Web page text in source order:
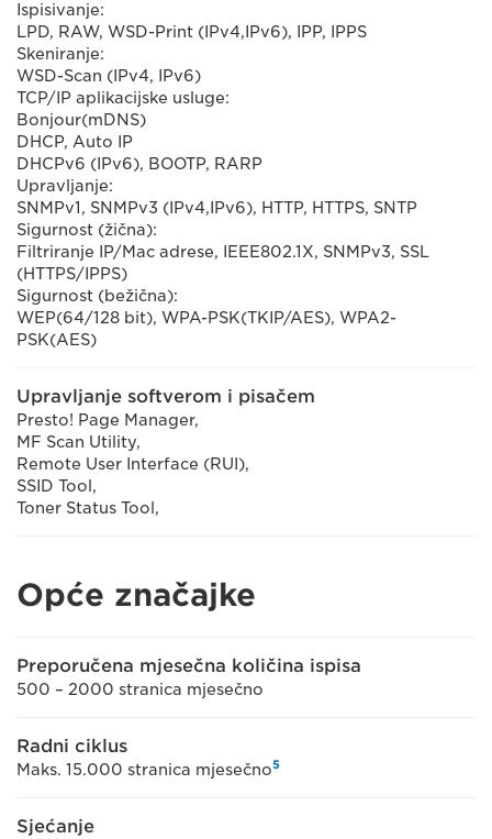
Ispisivanje:
LPD, RAW, WSD-Print (IPv4,IPv6), IPP, IPPS
Skeniranje:
WSD-Scan (IPv4, IPv6)
TCP/IP aplikacijske usluge:
Bonjour(mDNS)
DHCP, Auto IP
DHCPv6 (IPv6), BOOTP, RARP
Upravljanje:
SNMPv1, SNMPv3 (IPv4,IPv6), HTTP, HTTPS, SNTP
Sigurnost (žična):
Filtriranje IP/Mac adrese, IEEE802.1X, SNMPv3, SSL
(HTTPS/IPPS)
Sigurnost (bežična):
WEP(64/128 bit), WPA-PSK(TKIP/AES), WPA2-
PSK(AES)
Upravljanje softverom i pisačem
Presto! Page Manager,
MF Scan Utility,
Remote User Interface (RUI),
SSID Tool,
Toner Status Tool,
Opće značajke
Preporučena mjesečna količina ispisa
500 – 2000 stranica mjesečno
Radni ciklus
Maks. 15.000 stranica mjesečno5
Sjećanje